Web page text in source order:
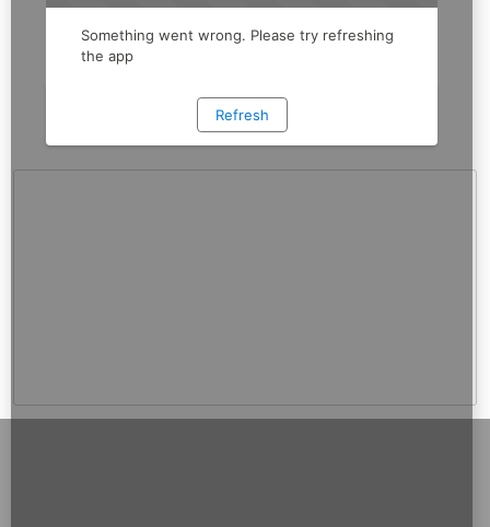
・投資信託・国債等公共債をご利用
○【しずぎんダイレクト】取引用パスワードを忘
れた。再登録したい（ワンタイムパスワードあ